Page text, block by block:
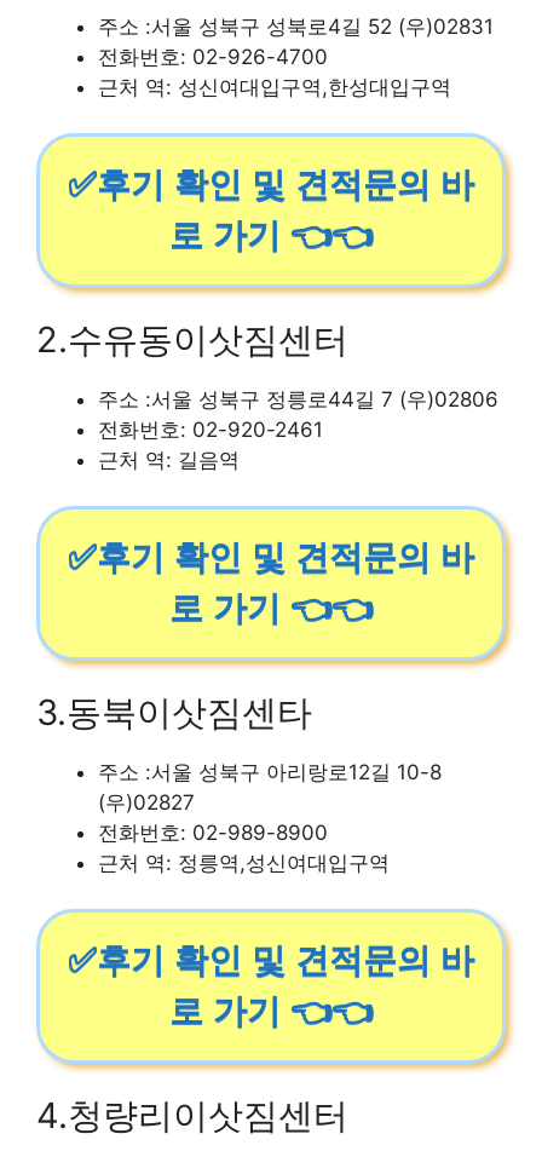
주소 :서울 성북구 성북로4길 52 (우)02831
전화번호: 02-926-4700
근처 역: 성신여대입구역,한성대입구역
✅후기 확인 및 견적문의 바
로 가기 👈👈
2.수유동이삿짐센터
주소 :서울 성북구 정릉로44길 7 (우)02806
전화번호: 02-920-2461
근처 역: 길음역
✅후기 확인 및 견적문의 바
로 가기 👈👈
3.동북이삿짐센타
주소 :서울 성북구 아리랑로12길 10-8
(우)02827
전화번호: 02-989-8900
근처 역: 정릉역,성신여대입구역
✅후기 확인 및 견적문의 바
로 가기 👈👈
4.청량리이삿짐센터